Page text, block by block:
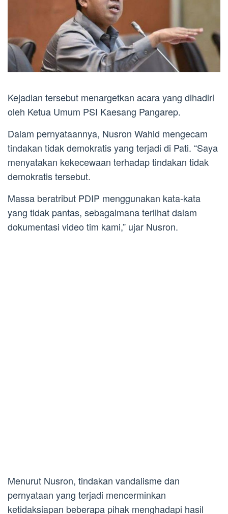
Kejadian tersebut menargetkan acara yang dihadiri
oleh Ketua Umum PSI Kaesang Pangarep.
Dalam pernyataannya, Nusron Wahid mengecam
tindakan tidak demokratis yang terjadi di Pati. “Saya
menyatakan kekecewaan terhadap tindakan tidak
demokratis tersebut.
Massa beratribut PDIP menggunakan kata-kata
yang tidak pantas, sebagaimana terlihat dalam
dokumentasi video tim kami,” ujar Nusron.
Menurut Nusron, tindakan vandalisme dan
pernyataan yang terjadi mencerminkan
ketidaksiapan beberapa pihak menghadapi hasil